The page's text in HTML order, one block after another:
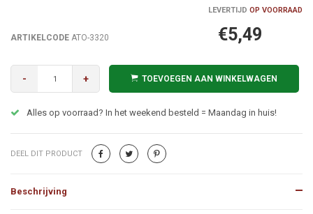
LEVERTIJD OP VOORRAAD
ARTIKELCODE ATO-3320 €5,49
- + TOEVOEGEN AAN WINKELWAGEN
Alles op voorraad? In het weekend besteld = Maandag in huis!
DEEL DIT PRODUCT
Beschrijving